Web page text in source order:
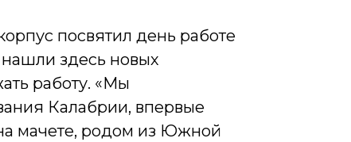
посвятил день работе
здесь новых
работу. «Мы
Калабрии, впервые
мачете, родом из Южной